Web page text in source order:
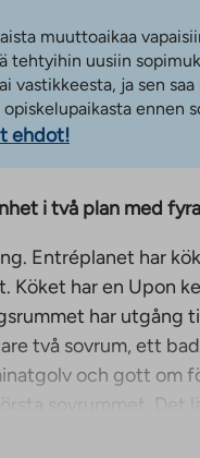
muuttoaikaa
tehtyihin uusiin
vastikkeesta, ja sen
ennen
ehdot!
i två plan med
Entréplanet har
Köket har en Upon
har utgång
två sovrum, ett
och gott om
sovrummet. Det
Det hela